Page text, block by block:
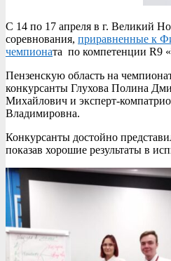
С 14 по 17 апреля в г. Великий
соревнования, приравненные к
чемпионата по компетенции R9
Пензенскую область на
конкурсанты Глухова Полина
Михайлович и эксперт-
Владимировна.
Конкурсанты достойно
показав хорошие результаты в